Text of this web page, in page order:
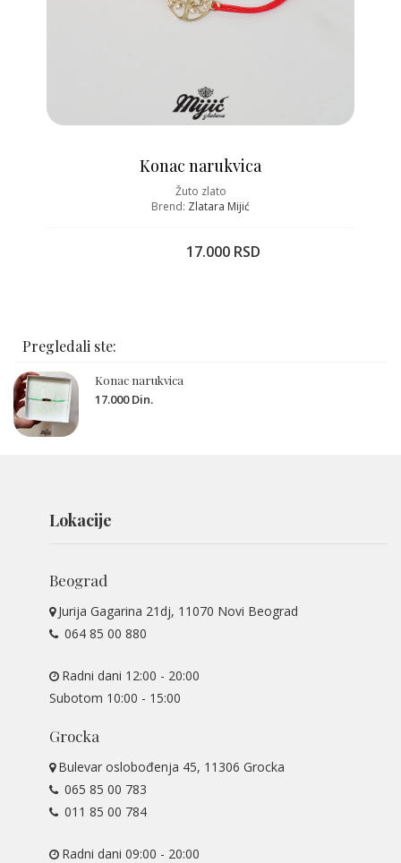
Konac narukvica
Žuto zlato
Brend: Zlatara Mijić
17.000 RSD
Pregledali ste:
Konac narukvica
17.000 Din.
Lokacije
Beograd
Jurija Gagarina 21dj, 11070 Novi Beograd
064 85 00 880
Radni dani 12:00 - 20:00
Subotom 10:00 - 15:00
Grocka
Bulevar oslobođenja 45, 11306 Grocka
065 85 00 783
011 85 00 784
Radni dani 09:00 - 20:00